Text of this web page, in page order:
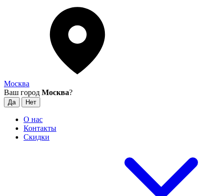
Москва
Ваш город Москва?
О нас
Контакты
Скидки